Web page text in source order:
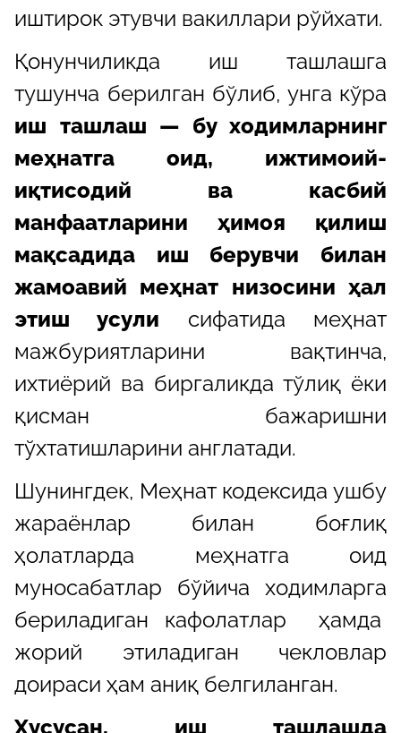
иштирок этувчи вакиллари рўйхати.
Қонунчиликда иш ташлашга
тушунча берилган бўлиб, унга кўра
иш ташлаш — бу ходимларнинг
меҳнатга оид, ижтимоий-
иқтисодий ва касбий
манфаатларини ҳимоя қилиш
мақсадида иш берувчи билан
жамоавий меҳнат низосини ҳал
этиш усули сифатида меҳнат
мажбуриятларини вақтинча,
ихтиёрий ва биргаликда тўлиқ ёки
қисман бажаришни
тўхтатишларини англатади.
Шунингдек, Меҳнат кодексида ушбу
жараёнлар билан боғлиқ
ҳолатларда меҳнатга оид
муносабатлар бўйича ходимларга
бериладиган кафолатлар ҳамда
жорий этиладиган чекловлар
доираси ҳам аниқ белгиланган.
Хусусан, иш ташлашда